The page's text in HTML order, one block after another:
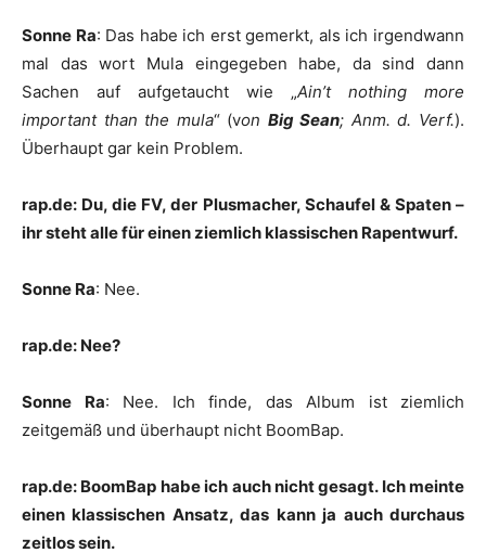
Sonne Ra: Das habe ich erst gemerkt, als ich irgendwann
mal das wort Mula eingegeben habe, da sind dann
Sachen auf aufgetaucht wie „Ain’t nothing more
important than the mula“ (von Big Sean; Anm. d. Verf.).
Überhaupt gar kein Problem.
rap.de: Du, die FV, der Plusmacher, Schaufel & Spaten –
ihr steht alle für einen ziemlich klassischen Rapentwurf.
Sonne Ra: Nee.
rap.de: Nee?
Sonne Ra: Nee. Ich finde, das Album ist ziemlich
zeitgemäß und überhaupt nicht BoomBap.
rap.de: BoomBap habe ich auch nicht gesagt. Ich meinte
einen klassischen Ansatz, das kann ja auch durchaus
zeitlos sein.